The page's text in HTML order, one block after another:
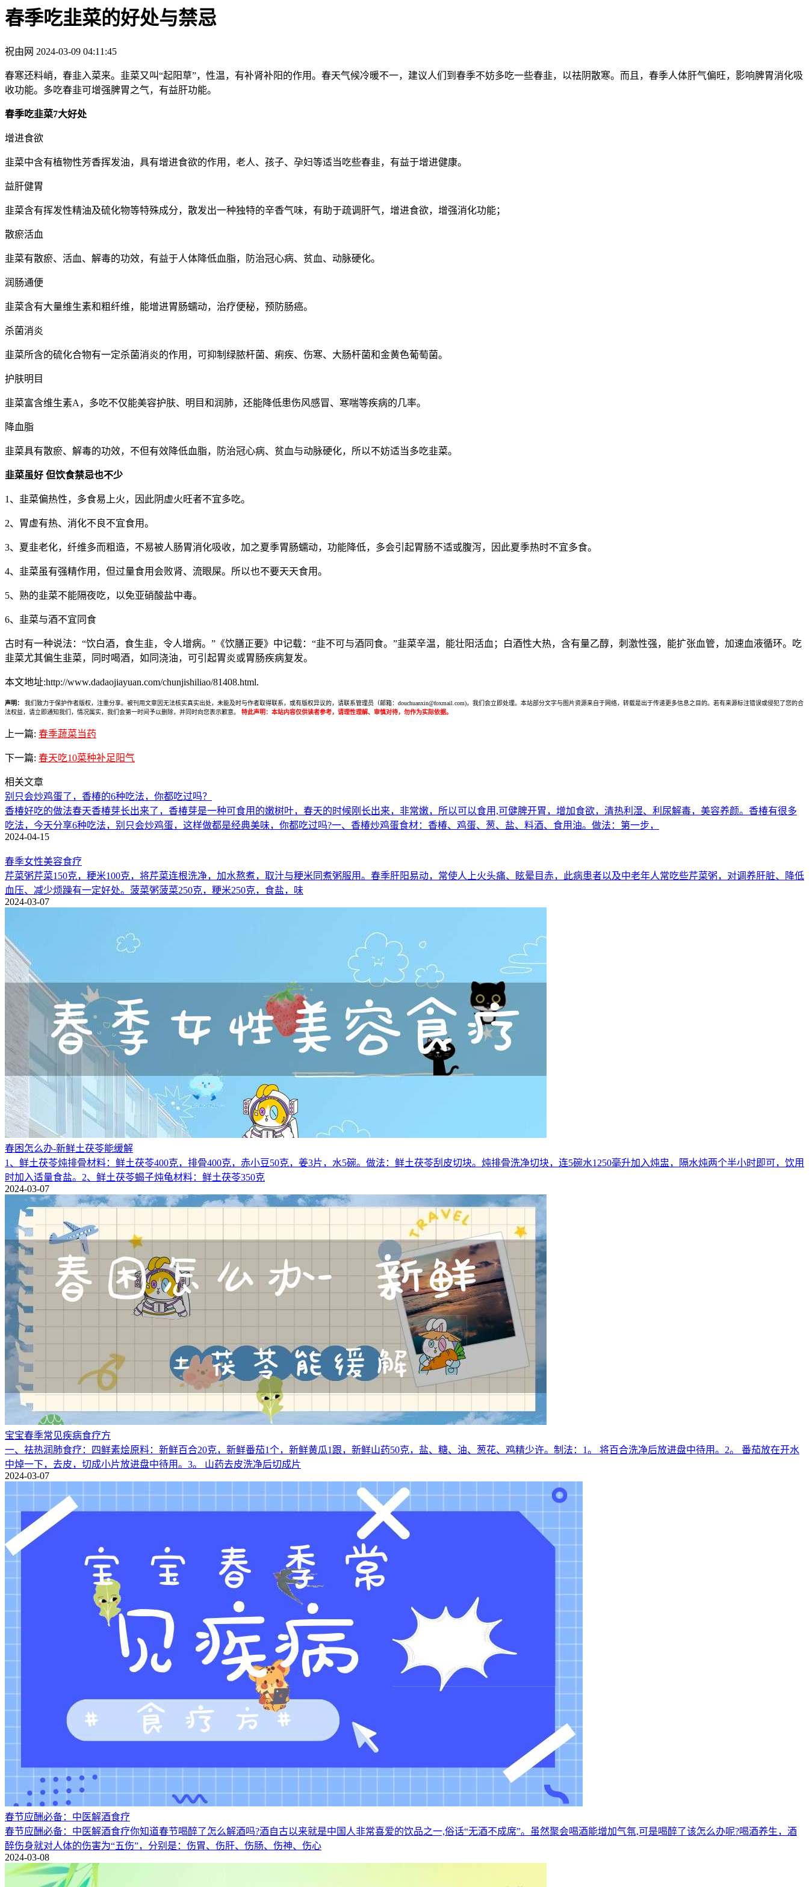
春季吃韭菜的好处与禁忌
祝由网 2024-03-09 04:11:45
春寒还料峭，春韭入菜来。韭菜又叫“起阳草”，性温，有补肾补阳的作用。春天气候冷暖不一，建议人们到春季不妨多吃一些春韭，以祛阴散寒。而且，春季人体肝气偏旺，影响脾胃消化吸
收功能。多吃春韭可增强脾胃之气，有益肝功能。
春季吃韭菜7大好处
增进食欲
韭菜中含有植物性芳香挥发油，具有增进食欲的作用，老人、孩子、孕妇等适当吃些春韭，有益于增进健康。
益肝健胃
韭菜含有挥发性精油及硫化物等特殊成分，散发出一种独特的辛香气味，有助于疏调肝气，增进食欲，增强消化功能；
散瘀活血
韭菜有散瘀、活血、解毒的功效，有益于人体降低血脂，防治冠心病、贫血、动脉硬化。
润肠通便
韭菜含有大量维生素和粗纤维，能增进胃肠蠕动，治疗便秘，预防肠癌。
杀菌消炎
韭菜所含的硫化合物有一定杀菌消炎的作用，可抑制绿脓杆菌、痢疾、伤寒、大肠杆菌和金黄色葡萄菌。
护肤明目
韭菜富含维生素A，多吃不仅能美容护肤、明目和润肺，还能降低患伤风感冒、寒喘等疾病的几率。
降血脂
韭菜具有散瘀、解毒的功效，不但有效降低血脂，防治冠心病、贫血与动脉硬化，所以不妨适当多吃韭菜。
韭菜虽好 但饮食禁忌也不少
1、韭菜偏热性，多食易上火，因此阴虚火旺者不宜多吃。
2、胃虚有热、消化不良不宜食用。
3、夏韭老化，纤维多而粗造，不易被人肠胃消化吸收，加之夏季胃肠蠕动，功能降低，多会引起胃肠不适或腹泻，因此夏季热时不宜多食。
4、韭菜虽有强精作用，但过量食用会败肾、流眼屎。所以也不要天天食用。
5、熟的韭菜不能隔夜吃，以免亚硝酸盐中毒。
6、韭菜与酒不宜同食
古时有一种说法：“饮白酒，食生韭，令人增病。”《饮膳正要》中记载：“韭不可与酒同食。”韭菜辛温，能壮阳活血；白酒性大热，含有量乙醇，刺激性强，能扩张血管，加速血液循环。吃
韭菜尤其偏生韭菜，同时喝酒，如同浇油，可引起胃炎或胃肠疾病复发。
本文地址:http://www.dadaojiayuan.com/chunjishiliao/81408.html.
声明：
我们致力于保护作者版权，注重分享。被刊用文章因无法核实真实出处，未能及时与作者取得联系，或有版权异议的，请联系管理员（邮箱：douchuanxin@foxmail.com)，我们会立即处理。本站部分文字与图片资源来自于网络，转载是出于传递更多信息之目的。若有来源标注错误或侵犯了您的合
法权益，请立即通知我们，情况属实，我们会第一时间予以删除，并同时向您表示歉意。
特此声明：本站内容仅供读者参考，请理性理解、审慎对待，勿作为实际依据。
上一篇: 春季蔬菜当药
下一篇: 春天吃10菜种补足阳气
相关文章
别只会炒鸡蛋了，香椿的6种吃法，你都吃过吗？
香椿好吃的做法春天香椿芽长出来了，香椿芽是一种可食用的嫩树叶，春天的时候刚长出来，非常嫩，所以可以食用,可健脾开胃，增加食欲，清热利湿、利尿解毒，美容养颜。香椿有很多
吃法，今天分享6种吃法，别只会炒鸡蛋，这样做都是经典美味，你都吃过吗?一、香椿炒鸡蛋食材：香椿、鸡蛋、葱、盐、料酒、食用油。做法：第一步，
2024-04-15
春季女性美容食疗
芹菜粥芹菜150克，粳米100克，将芹菜连根洗净，加水熬煮，取汁与粳米同煮粥服用。春季肝阳易动，常使人上火头痛、眩晕目赤，此病患者以及中老年人常吃些芹菜粥，对调养肝脏、降低
血压、减少烦躁有一定好处。菠菜粥菠菜250克，粳米250克，食盐，味
2024-03-07
春困怎么办-新鲜土茯苓能缓解
1、鲜土茯苓炖排骨材料：鲜土茯苓400克，排骨400克，赤小豆50克，姜3片，水5碗。做法：鲜土茯苓刮皮切块。炖排骨洗净切块，连5碗水1250毫升加入炖盅，隔水炖两个半小时即可，饮用
时加入适量食盐。2、鲜土茯苓蝎子炖龟材料：鲜土茯苓350克
2024-03-07
宝宝春季常见疾病食疗方
一、祛热润肺食疗：四鲜素烩原料：新鲜百合20克，新鲜番茄1个，新鲜黄瓜1跟，新鲜山药50克，盐、糖、油、葱花、鸡精少许。制法：1。 将百合洗净后放进盘中待用。2。 番茄放在开水
中焯一下，去皮，切成小片放进盘中待用。3。 山药去皮洗净后切成片
2024-03-07
春节应酬必备：中医解酒食疗
春节应酬必备：中医解酒食疗你知道春节喝醉了怎么解酒吗?酒自古以来就是中国人非常喜爱的饮品之一,俗话“无酒不成席”。虽然聚会喝酒能增加气氛,可是喝醉了该怎么办呢?喝酒养生，酒
醉伤身就对人体的伤害为“五伤”，分别是：伤胃、伤肝、伤肠、伤神、伤心
2024-03-08